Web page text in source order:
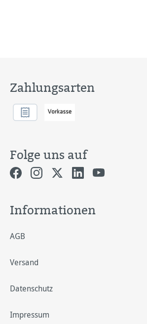
Zahlungsarten
Folge uns auf
Informationen
AGB
Versand
Datenschutz
Impressum